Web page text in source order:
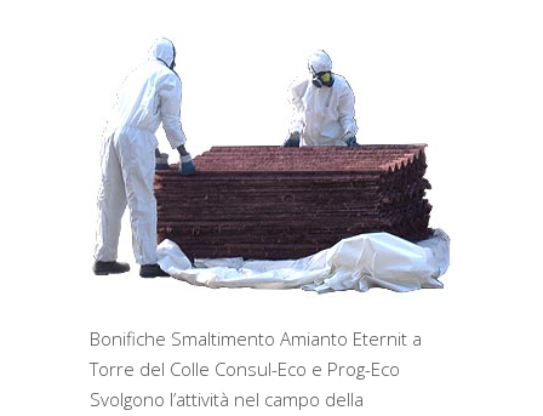
Bonifiche Smaltimento Amianto Eternit a
Torre del Colle Consul-Eco e Prog-Eco
Svolgono l’attività nel campo della